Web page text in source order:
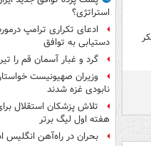
استراتژی؟
ادعای تکراری ترامپ
دستیابی به توافق
گرد و غبار آسمان قم را
وزیران صهیونیست
نابودی غزه شدند
تلاش پزشکان استقلال
هفته اول لیگ برتر
بحران در راه‌آهن انگلیس